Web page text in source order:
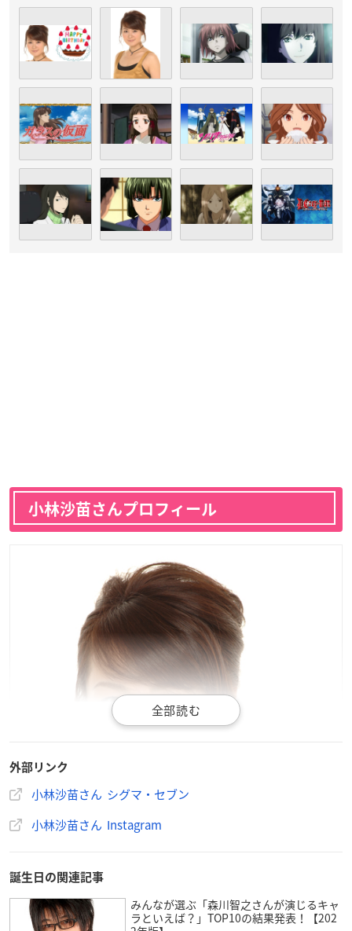
小林沙苗さんプロフィール
外部リンク
小林沙苗さん シグマ・セブン
小林沙苗さん Instagram
誕生日の関連記事
みんなが選ぶ「森川智之さんが演じるキャ
ラといえば？」TOP10の結果発表！【202